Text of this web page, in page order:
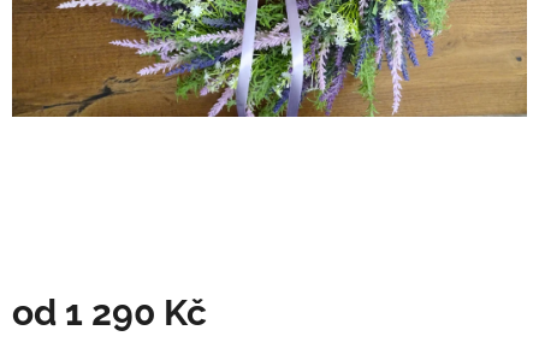
Věnce
Hodnocení
(FAQ)
od 1 290 Kč